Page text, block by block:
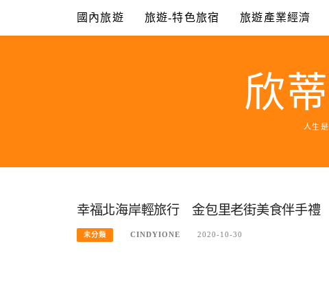
content
國內旅遊 旅遊-特色旅宿 旅遊產業經濟
欣
人生
幸福北海岸輕旅行 金包里老街美食伴手禮
未分類 CINDYIONE 2020-10-30